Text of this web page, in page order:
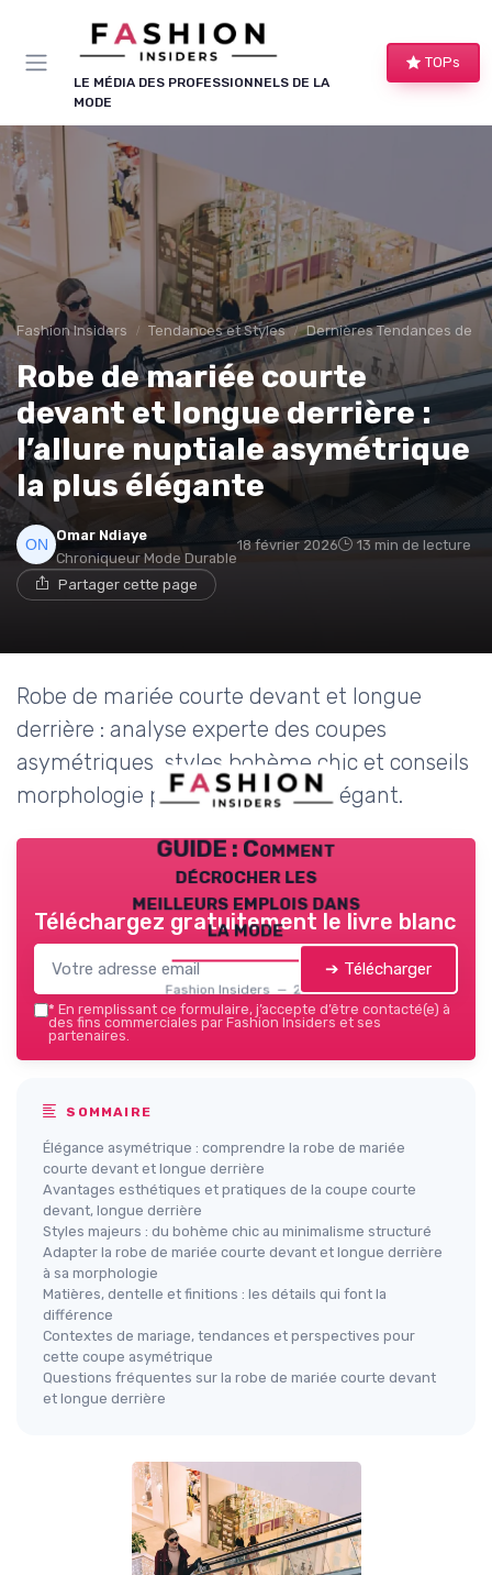
LE MÉDIA DES PROFESSIONNELS DE LA
MODE
TOPs
Fashion Insiders Tendances et Styles Dernières Tendances de
Robe de mariée courte
devant et longue derrière :
l’allure nuptiale asymétrique
la plus élégante
Omar Ndiaye
Chroniqueur Mode Durable
18 février 2026 13 min de lecture
Partager cette page
Robe de mariée courte devant et longue
derrière : analyse experte des coupes
asymétriques, styles bohème chic et conseils
morphologie pour un mariage élégant.
GUIDE : Comment
décrocher les
meilleurs emplois dans
la mode
Fashion Insiders — 2026
Téléchargez gratuitement le livre blanc
➔ Télécharger
* En remplissant ce formulaire, j’accepte d’être contacté(e) à
des fins commerciales par Fashion Insiders et ses
partenaires.
SOMMAIRE
Élégance asymétrique : comprendre la robe de mariée
courte devant et longue derrière
Avantages esthétiques et pratiques de la coupe courte
devant, longue derrière
Styles majeurs : du bohème chic au minimalisme structuré
Adapter la robe de mariée courte devant et longue derrière
à sa morphologie
Matières, dentelle et finitions : les détails qui font la
différence
Contextes de mariage, tendances et perspectives pour
cette coupe asymétrique
Questions fréquentes sur la robe de mariée courte devant
et longue derrière